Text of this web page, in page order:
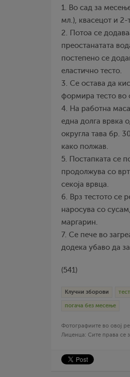
1. Во сад за
мл.), квасецот и 2-
2. Потоа се
преостанатата
постепено се
еластично тесто.
3. Се остава да
формира тесто во
4. На работна
една долга врвка
округла тава бр.
како полжав.
5. Постапката се
продолжува со
секоја врвца.
6. Врз тестото се
наросува со
маргарин.
7. Се пече во
додека убаво да
(541)
Клучни зборови
погача без месење
Фотографиите во овој
Лиценца: Сите права се